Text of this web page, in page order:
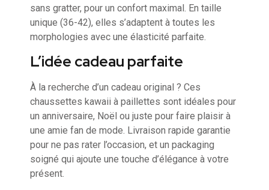
sans gratter, pour un confort maximal. En taille
unique (36-42), elles s’adaptent à toutes les
morphologies avec une élasticité parfaite.
L’idée cadeau parfaite
À la recherche d’un cadeau original ? Ces
chaussettes kawaii à paillettes sont idéales pour
un anniversaire, Noël ou juste pour faire plaisir à
une amie fan de mode. Livraison rapide garantie
pour ne pas rater l’occasion, et un packaging
soigné qui ajoute une touche d’élégance à votre
présent.